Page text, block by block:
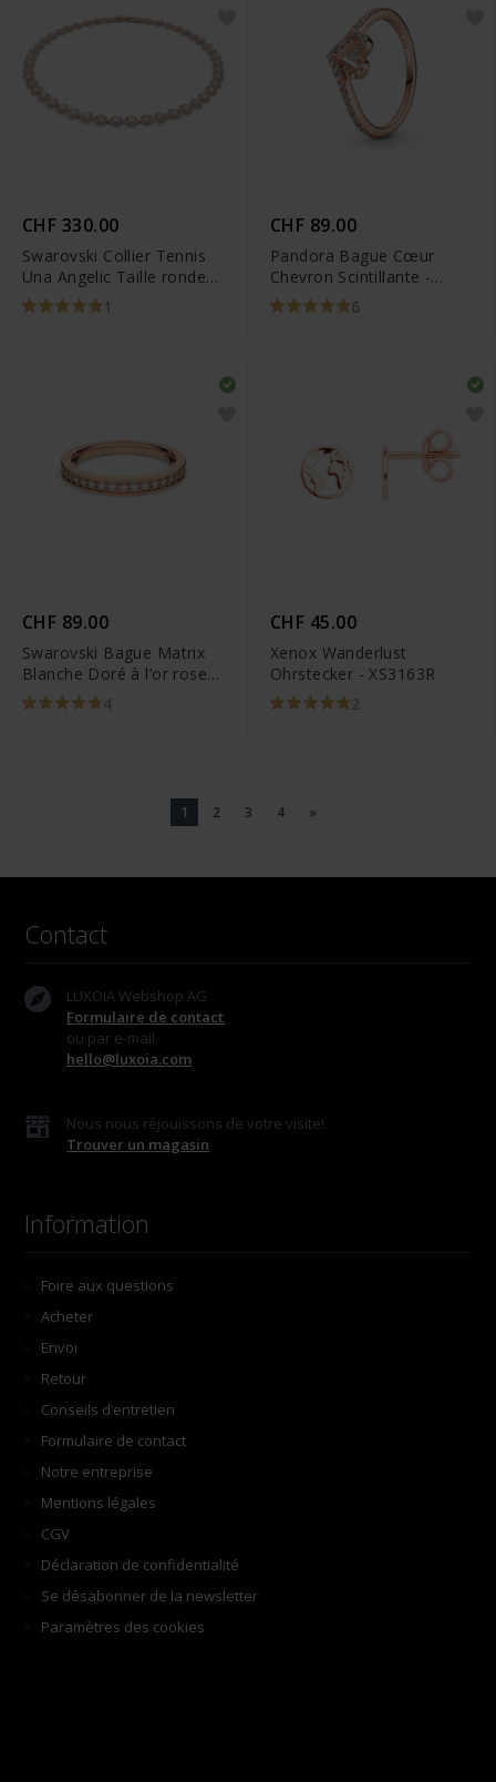
CHF 330.00
Swarovski Collier Tennis
Una Angelic Taille ronde
Blanc Placage de ton or
rosé - 5367845
1
CHF 89.00
Pandora Bague Cœur
Chevron Scintillante -
189302C016
CHF 89.00
Swarovski Bague Matrix
Blanche Doré à l’or rose
18 carats
4
CHF 45.00
Xenox Wanderlust
Ohrstecker - XS3163R
2
1 2 3 4 »
Contact
LUXOIA Webshop AG
Formulaire de contact
ou par e-mail
hello@luxoia.com
Nous nous réjouissons de votre visite!
Trouver un magasin
Information
Foire aux questions
Acheter
Envoi
Retour
Conseils d’entretien
Formulaire de contact
Notre entreprise
Mentions légales
CGV
Déclaration de confidentialité
Se désabonner de la newsletter
Paramètres des cookies